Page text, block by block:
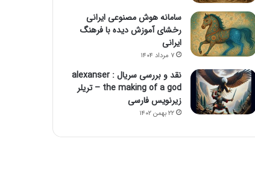
سامانه هوش مصنوعی ایرانی
رخشای آموزش دیده با فرهنگ
ایرانی
۷ مرداد ۱۴۰۴
نقد و بررسی سریال alexanser :
the making of a god – تریلر
زیرنویس فارسی
۲۲ بهمن ۱۴۰۲